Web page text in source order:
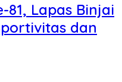
81, Lapas Binjai
dan